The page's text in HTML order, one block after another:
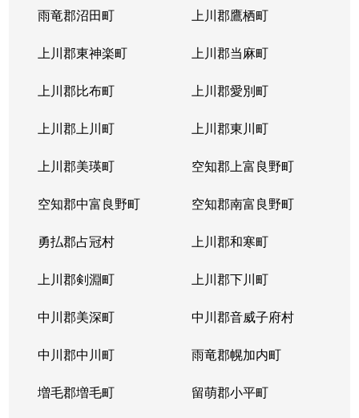
雨竜郡沼田町 上川郡鷹栖町
上川郡東神楽町 上川郡当麻町
上川郡比布町 上川郡愛別町
上川郡上川町 上川郡東川町
上川郡美瑛町 空知郡上富良野町
空知郡中富良野町 空知郡南富良野町
勇払郡占冠村 上川郡和寒町
上川郡剣淵町 上川郡下川町
中川郡美深町 中川郡音威子府村
中川郡中川町 雨竜郡幌加内町
増毛郡増毛町 留萌郡小平町